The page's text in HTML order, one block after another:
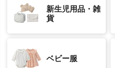
新生児用品・雑
貨
ベビー服